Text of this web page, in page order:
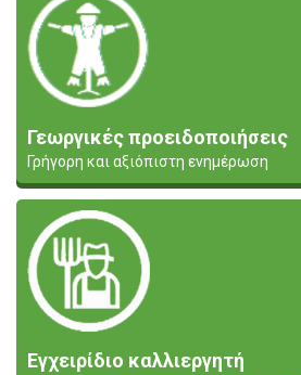
Γεωργικές προειδοποιήσεις
Γρήγορη και αξιόπιστη ενημέρωση
Εγχειρίδιο καλλιεργητή